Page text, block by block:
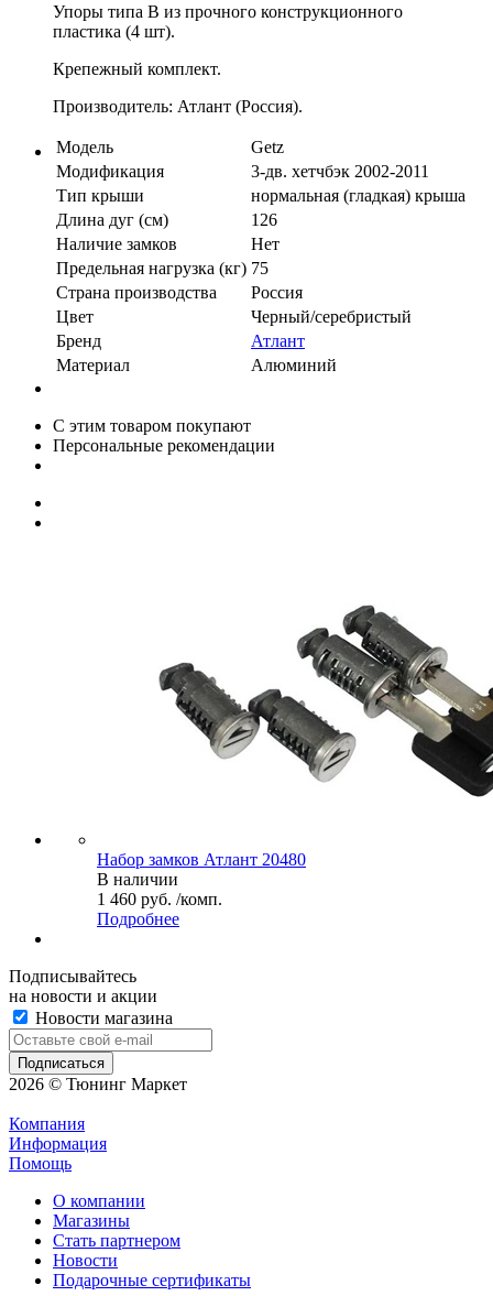
Упоры типа B из прочного конструкционного
пластика (4 шт).
Крепежный комплект.
Производитель: Атлант (Россия).
Модель
Getz
Модификация
3-дв. хетчбэк 2002-2011
Тип крыши
нормальная (гладкая) крыша
Длина дуг (см)
126
Наличие замков
Нет
Предельная нагрузка (кг) 75
Страна производства
Россия
Цвет
Черный/серебристый
Бренд
Атлант
Материал
Алюминий
С этим товаром покупают
Персональные рекомендации
Набор замков Атлант 20480
В наличии
1 460 руб. /комп.
Подробнее
Подписывайтесь
на новости и акции
Новости магазина
2026 © Тюнинг Маркет
Компания
Информация
Помощь
О компании
Магазины
Стать партнером
Новости
Подарочные сертификаты